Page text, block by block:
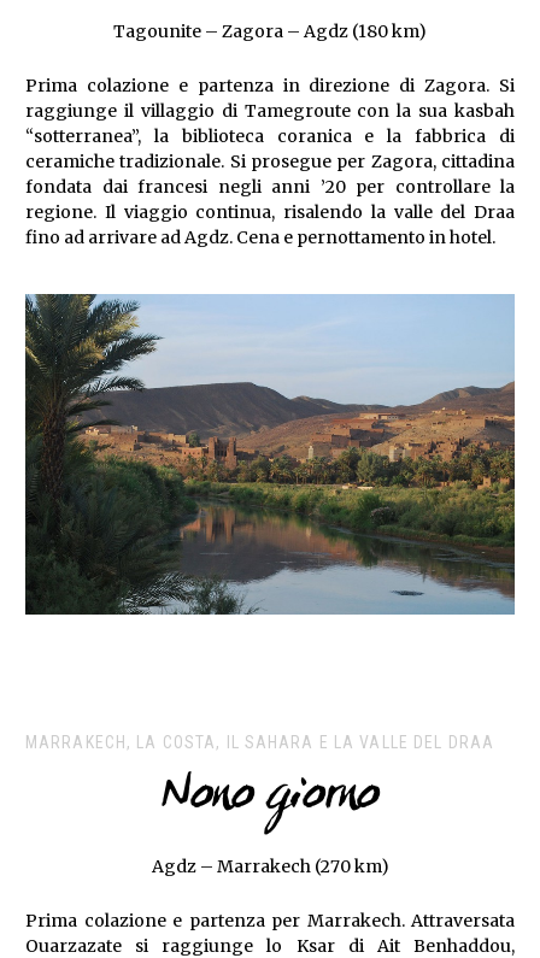
Tagounite – Zagora – Agdz (180 km)
Prima colazione e partenza in direzione di Zagora. Si
raggiunge il villaggio di Tamegroute con la sua kasbah
“sotterranea”, la biblioteca coranica e la fabbrica di
ceramiche tradizionale. Si prosegue per Zagora, cittadina
fondata dai francesi negli anni ’20 per controllare la
regione. Il viaggio continua, risalendo la valle del Draa
fino ad arrivare ad Agdz. Cena e pernottamento in hotel.
MARRAKECH, LA COSTA, IL SAHARA E LA VALLE DEL DRAA
Nono giorno
Agdz – Marrakech (270 km)
Prima colazione e partenza per Marrakech. Attraversata
Ouarzazate si raggiunge lo Ksar di Ait Benhaddou,